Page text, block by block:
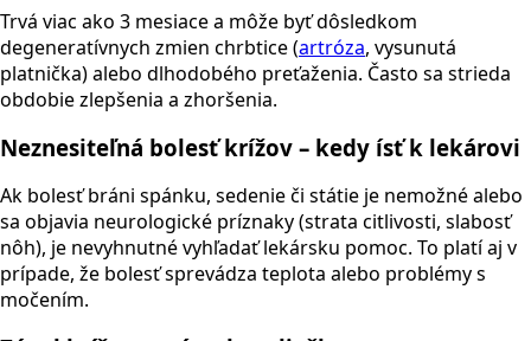
Trvá viac ako 3 mesiace a môže byť dôsledkom
degeneratívnych zmien chrbtice (artróza, vysunutá
platnička) alebo dlhodobého preťaženia. Často sa strieda
obdobie zlepšenia a zhoršenia.
Neznesiteľná bolesť krížov – kedy ísť k lekárovi
Ak bolesť bráni spánku, sedenie či státie je nemožné alebo
sa objavia neurologické príznaky (strata citlivosti, slabosť
nôh), je nevyhnutné vyhľadať lekársku pomoc. To platí aj v
prípade, že bolesť sprevádza teplota alebo problémy s
močením.